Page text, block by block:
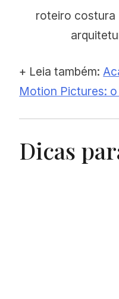
roteiro costura
+ Leia também:
Motion Pictures:
Dicas